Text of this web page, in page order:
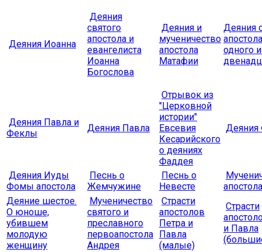
Деяния Иоанна
Деяния
святого
апостола и
евангелиста
Иоанна
Богослова
Деяния и
мученичество
апостола
Матафии
Деяния
одного
Деяния Павла и
Феклы
Деяния Павла
Отрывок из
"Церковной
истории"
Евсевия
Кесарийского
о деяниях
Фаддея
Деяния
Деяния Иуды
Фомы апостола
Песнь о
Жемчужине
Песнь о
Невесте
Деяние шестое.
О юноше,
убившем
молодую
женщину
Мученичество
святого и
преславного
первоапостола
Андрея
Страсти
апостолов
Петра и
Павла
(малые)
Страсти
и Павла